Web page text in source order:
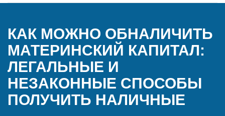
КАК МОЖНО ОБНАЛИЧИТЬ
МАТЕРИНСКИЙ КАПИТАЛ:
ЛЕГАЛЬНЫЕ И
НЕЗАКОННЫЕ СПОСОБЫ
ПОЛУЧИТЬ НАЛИЧНЫЕ